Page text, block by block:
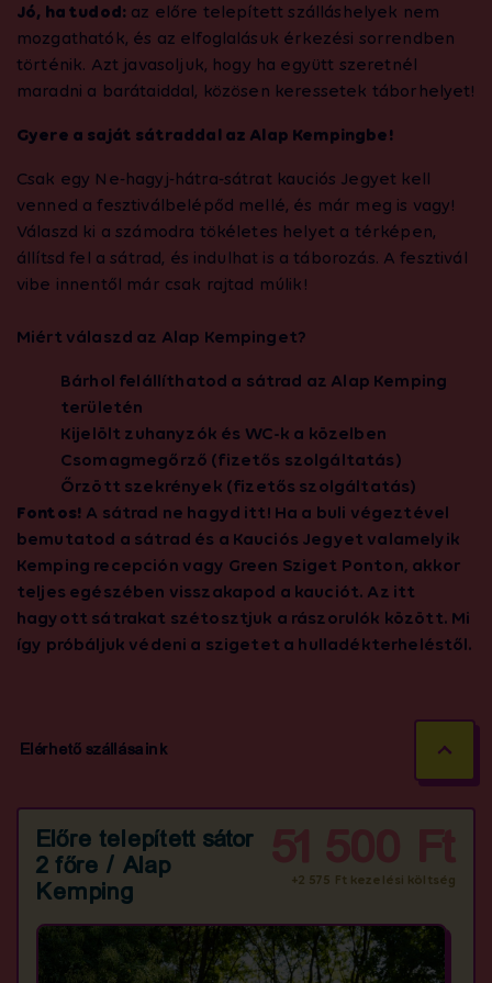
Jó, ha tudod: az előre telepített szálláshelyek nem
mozgathatók, és az elfoglalásuk érkezési sorrendben
történik. Azt javasoljuk, hogy ha együtt szeretnél
maradni a barátaiddal, közösen keressetek táborhelyet!
Gyere a saját sátraddal az Alap Kempingbe!
Csak egy Ne-hagyj-hátra-sátrat kauciós Jegyet kell
venned a fesztiválbelépőd mellé, és már meg is vagy!
Válaszd ki a számodra tökéletes helyet a térképen,
állítsd fel a sátrad, és indulhat is a táborozás. A fesztivál
vibe innentől már csak rajtad múlik!
Miért válaszd az Alap Kempinget?
Bárhol felállíthatod a sátrad az Alap Kemping
területén
Kijelölt zuhanyzók és WC-k a közelben
Csomagmegőrző (fizetős szolgáltatás)
Őrzött szekrények (fizetős szolgáltatás)
Fontos! A sátrad ne hagyd itt! Ha a buli végeztével
bemutatod a sátrad és a Kauciós Jegyet valamelyik
Kemping recepción vagy Green Sziget Ponton, akkor
teljes egészében visszakapod a kauciót. Az itt
hagyott sátrakat szétosztjuk a rászorulók között. Mi
így próbáljuk védeni a szigetet a hulladékterheléstől.
Elérhető szállásaink
Előre telepített sátor
2 főre / Alap
Kemping
51 500 Ft
+2 575 Ft kezelési költség